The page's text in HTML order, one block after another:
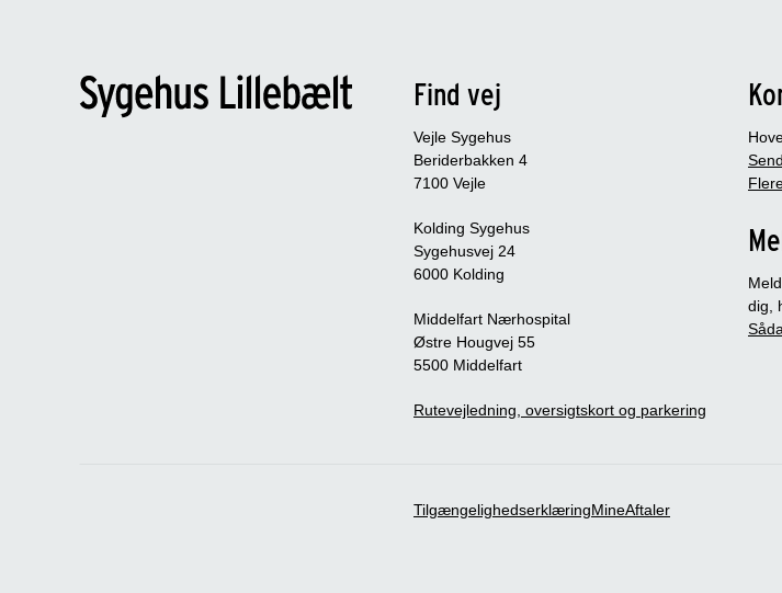
Find vej
Vejle Sygehus
Beriderbakken 4
7100 Vejle
Kolding Sygehus
Sygehusvej 24
6000 Kolding
Middelfart Nærhospital
Østre Hougvej 55
5500 Middelfart
Rutevejledning, oversigtskort og parkering
dig,
TilgængelighedserklæringMineAftaler